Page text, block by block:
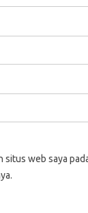
situs web saya